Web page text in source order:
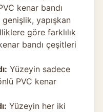
kenar bandı
yapışkan
göre farklılık
bandı çeşitleri
Yüzeyin sadece
PVC kenar
Yüzeyin her iki